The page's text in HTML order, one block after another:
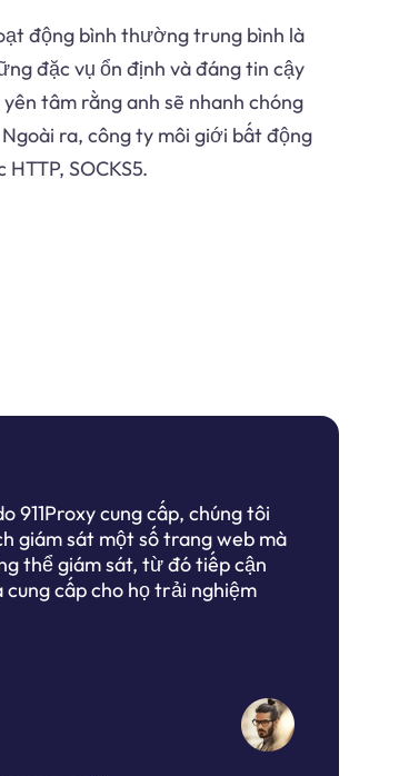
động bình thường trung bình là
đặc vụ ổn định và đáng tin cậy
tâm rằng anh sẽ nhanh chóng
ra, công ty môi giới bất động
SOCKS5.
911Proxy cung cấp, chúng tôi
giám sát một số trang web mà
thể giám sát, từ đó tiếp cận
cung cấp cho họ trải nghiệm